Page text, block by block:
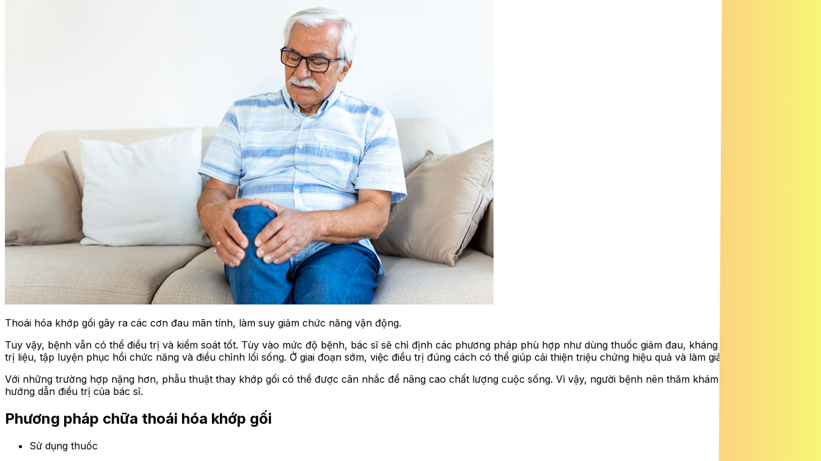
Thoái hóa khớp gối gây ra các cơn đau mãn tính, làm suy giảm chức năng vận động.
Tuy vậy, bệnh vẫn có thể điều trị và kiểm soát tốt. Tùy vào mức độ bệnh, bác sĩ sẽ chỉ định các phương pháp phù hợp như dùng thuốc giảm đau, kháng viêm, kết hợp vật lý
trị liệu, tập luyện phục hồi chức năng và điều chỉnh lối sống. Ở giai đoạn sớm, việc điều trị đúng cách có thể giúp cải thiện triệu chứng hiệu quả và làm giảm tốc độ thoái hóa.
Với những trường hợp nặng hơn, phẫu thuật thay khớp gối có thể được cân nhắc để nâng cao chất lượng cuộc sống. Vì vậy, người bệnh nên thăm khám sớm và tuân thủ
hướng dẫn điều trị của bác sĩ.
Phương pháp chữa thoái hóa khớp gối
Sử dụng thuốc